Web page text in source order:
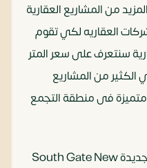
من المشاريع العقارية
العقاريه لكي تقوم
سنتعرف على سعر المتر
من المشاريع
فى منطقة التجمع
مول ساوث جيت القاهرة الجديدة South Gate New